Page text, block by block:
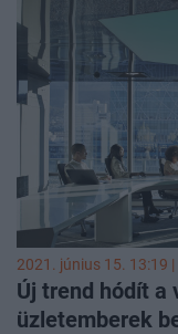
2021. június 15. 13:19
Új trend hódít a
üzletemberek